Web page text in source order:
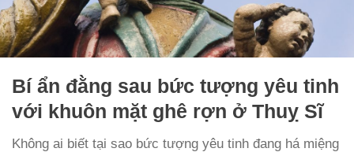
Bí ẩn đằng sau bức tượng yêu tinh
với khuôn mặt ghê rợn ở Thuỵ Sĩ
Không ai biết tại sao bức tượng yêu tinh đang há miệng